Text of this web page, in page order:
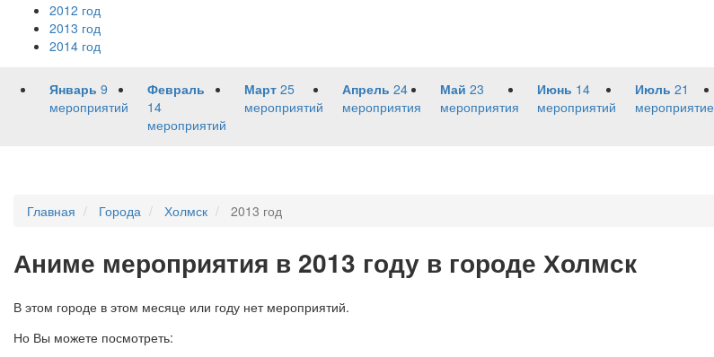
2012 год
2013 год
2014 год
Январь 9
мероприятий
Февраль
14
мероприятий
Март 25
мероприятий
Апрель 24
мероприятия
Май 23
мероприятия
Июнь 14
мероприятий
Июль 21
мероприятие
Главная Города Холмск 2013 год
Аниме мероприятия в 2013 году в городе Холмск
В этом городе в этом месяце или году нет мероприятий.
Но Вы можете посмотреть: